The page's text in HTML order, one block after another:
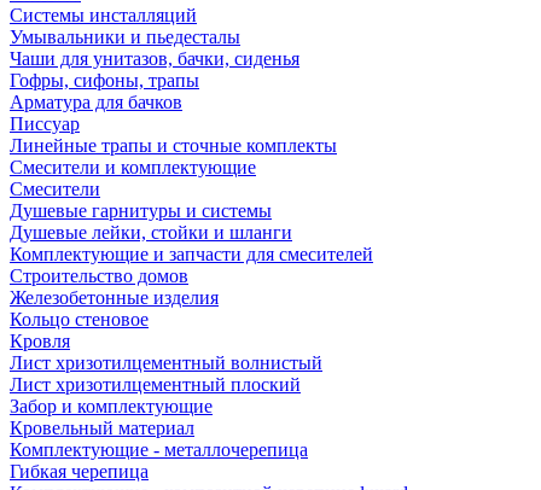
Системы инсталляций
Умывальники и пьедесталы
Чаши для унитазов, бачки, сиденья
Гофры, сифоны, трапы
Арматура для бачков
Писсуар
Линейные трапы и сточные комплекты
Смесители и комплектующие
Смесители
Душевые гарнитуры и системы
Душевые лейки, стойки и шланги
Комплектующие и запчасти для смесителей
Строительство домов
Железобетонные изделия
Кольцо стеновое
Кровля
Лист хризотилцементный волнистый
Лист хризотилцементный плоский
Забор и комплектующие
Кровельный материал
Комплектующие - металлочерепица
Гибкая черепица